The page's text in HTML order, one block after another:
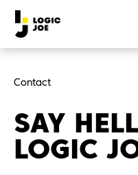
Contact
SAY
LOGIC